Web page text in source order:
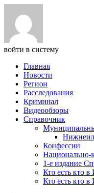
войти в систему
Главная
Новости
Регион
Расследования
Криминал
Видеообзоры
Справочник
Конфессии
Национально-
1-е издание
Кто есть кто
Кто есть кто